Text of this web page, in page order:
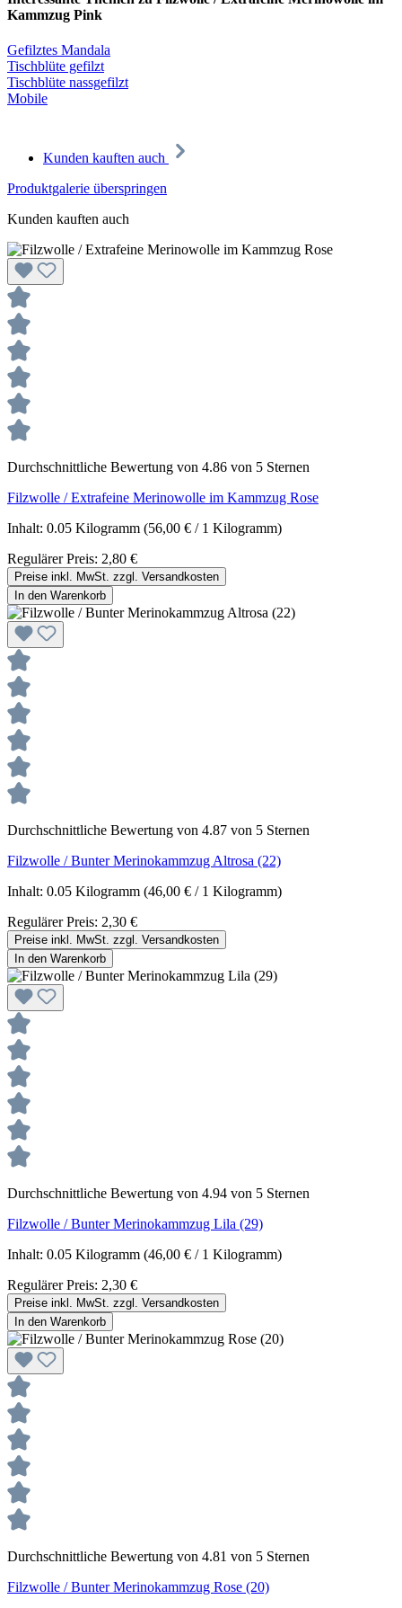
Kammzug Pink
Gefilztes Mandala
Tischblüte gefilzt
Tischblüte nassgefilzt
Mobile
Kunden kauften auch
Produktgalerie überspringen
Kunden kauften auch
Durchschnittliche Bewertung von 4.86 von 5 Sternen
Filzwolle / Extrafeine Merinowolle im Kammzug Rose
Inhalt: 0.05 Kilogramm (56,00 € / 1 Kilogramm)
Regulärer Preis: 2,80 €
Preise inkl. MwSt. zzgl. Versandkosten
In den Warenkorb
Durchschnittliche Bewertung von 4.87 von 5 Sternen
Filzwolle / Bunter Merinokammzug Altrosa (22)
Inhalt: 0.05 Kilogramm (46,00 € / 1 Kilogramm)
Regulärer Preis: 2,30 €
Preise inkl. MwSt. zzgl. Versandkosten
In den Warenkorb
Durchschnittliche Bewertung von 4.94 von 5 Sternen
Filzwolle / Bunter Merinokammzug Lila (29)
Inhalt: 0.05 Kilogramm (46,00 € / 1 Kilogramm)
Regulärer Preis: 2,30 €
Preise inkl. MwSt. zzgl. Versandkosten
In den Warenkorb
Durchschnittliche Bewertung von 4.81 von 5 Sternen
Filzwolle / Bunter Merinokammzug Rose (20)